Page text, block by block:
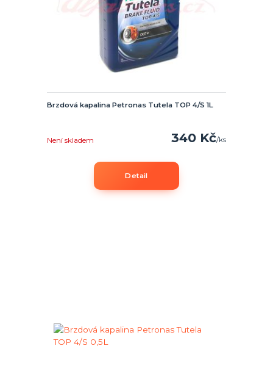
Brzdová kapalina Petronas Tutela TOP 4/S 1L
340 Kč/ks
Není skladem
Detail